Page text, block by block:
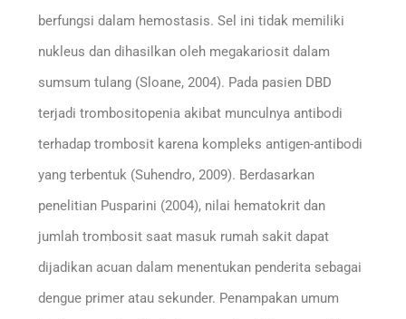
berfungsi dalam hemostasis. Sel ini tidak memiliki
nukleus dan dihasilkan oleh megakariosit dalam
sumsum tulang (Sloane, 2004). Pada pasien DBD
terjadi trombositopenia akibat munculnya antibodi
terhadap trombosit karena kompleks antigen-antibodi
yang terbentuk (Suhendro, 2009). Berdasarkan
penelitian Pusparini (2004), nilai hematokrit dan
jumlah trombosit saat masuk rumah sakit dapat
dijadikan acuan dalam menentukan penderita sebagai
dengue primer atau sekunder. Penampakan umum